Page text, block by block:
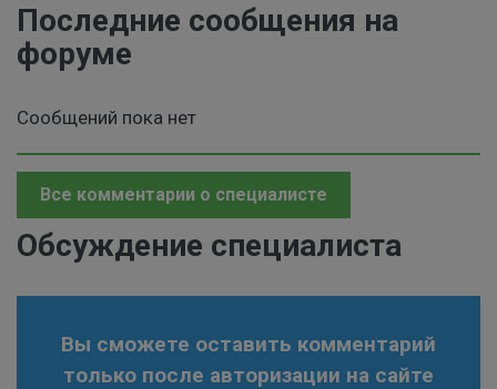
Последние сообщения на
форуме
Сообщений пока нет
Все комментарии о специалисте
Обсуждение специалиста
Вы сможете оставить комментарий
только после авторизации на сайте